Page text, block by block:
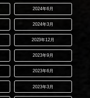
2024年6月
2024年3月
2023年12月
2023年9月
2023年6月
2023年3月